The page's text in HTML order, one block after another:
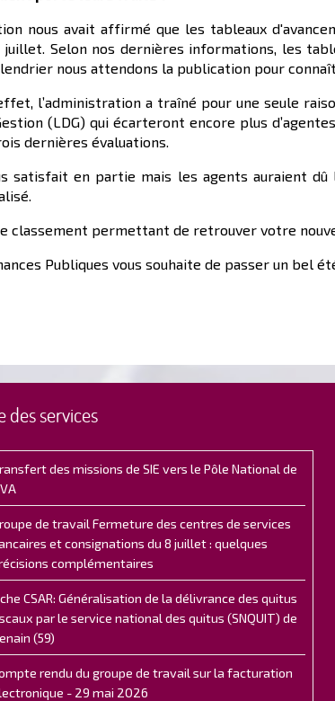
nous avait affirmé que les tableaux
Selon nos dernières informations, les
nous attendons la publication pour
l’administration a traîné pour une seule
(LDG) qui écarteront encore plus
dernières évaluations.
satisfait en partie mais les agents auraient
classement permettant de retrouver votre
Publiques vous souhaite de passer un bel
des services
des missions de SIE vers le Pôle National de
de travail Fermeture des centres de services
et consignations du 8 juillet : quelques
complémentaires
CSAR: Généralisation de la délivrance des quitus
par le service national des quitus (SNQUIT) de
(59)
rendu du groupe de travail sur la facturation
- 29 mai 2026